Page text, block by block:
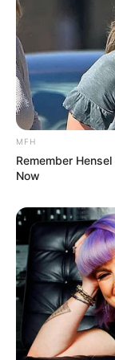
India,
Sistem
indomiliter|17/02/
Demi kepentingan
dilakukan oleh
baru dan membuat
MFH
Remember
Now